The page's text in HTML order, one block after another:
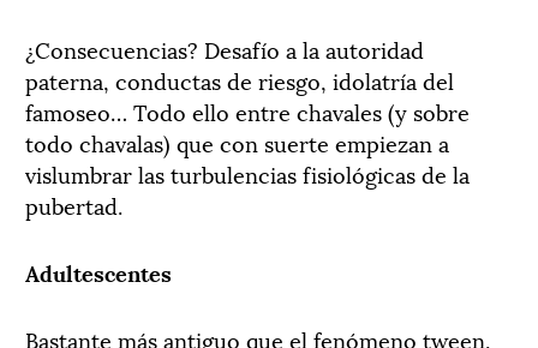
¿Consecuencias? Desafío a la autoridad
paterna, conductas de riesgo, idolatría del
famoseo… Todo ello entre chavales (y sobre
todo chavalas) que con suerte empiezan a
vislumbrar las turbulencias fisiológicas de la
pubertad.
Adultescentes
Bastante más antiguo que el fenómeno tween,